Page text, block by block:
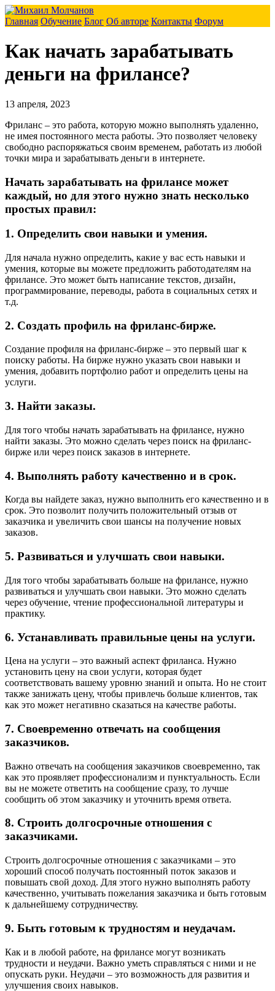
Главная Обучение Блог Об авторе Контакты Форум
Как начать зарабатывать
деньги на фрилансе?
13 апреля, 2023
Фриланс – это работа, которую можно выполнять удаленно,
не имея постоянного места работы. Это позволяет человеку
свободно распоряжаться своим временем, работать из любой
точки мира и зарабатывать деньги в интернете.
Начать зарабатывать на фрилансе может
каждый, но для этого нужно знать несколько
простых правил:
1. Определить свои навыки и умения.
Для начала нужно определить, какие у вас есть навыки и
умения, которые вы можете предложить работодателям на
фрилансе. Это может быть написание текстов, дизайн,
программирование, переводы, работа в социальных сетях и
т.д.
2. Создать профиль на фриланс-бирже.
Создание профиля на фриланс-бирже – это первый шаг к
поиску работы. На бирже нужно указать свои навыки и
умения, добавить портфолио работ и определить цены на
услуги.
3. Найти заказы.
Для того чтобы начать зарабатывать на фрилансе, нужно
найти заказы. Это можно сделать через поиск на фриланс-
бирже или через поиск заказов в интернете.
4. Выполнять работу качественно и в срок.
Когда вы найдете заказ, нужно выполнить его качественно и в
срок. Это позволит получить положительный отзыв от
заказчика и увеличить свои шансы на получение новых
заказов.
5. Развиваться и улучшать свои навыки.
Для того чтобы зарабатывать больше на фрилансе, нужно
развиваться и улучшать свои навыки. Это можно сделать
через обучение, чтение профессиональной литературы и
практику.
6. Устанавливать правильные цены на услуги.
Цена на услуги – это важный аспект фриланса. Нужно
установить цену на свои услуги, которая будет
соответствовать вашему уровню знаний и опыта. Но не стоит
также занижать цену, чтобы привлечь больше клиентов, так
как это может негативно сказаться на качестве работы.
7. Своевременно отвечать на сообщения
заказчиков.
Важно отвечать на сообщения заказчиков своевременно, так
как это проявляет профессионализм и пунктуальность. Если
вы не можете ответить на сообщение сразу, то лучше
сообщить об этом заказчику и уточнить время ответа.
8. Строить долгосрочные отношения с
заказчиками.
Строить долгосрочные отношения с заказчиками – это
хороший способ получать постоянный поток заказов и
повышать свой доход. Для этого нужно выполнять работу
качественно, учитывать пожелания заказчика и быть готовым
к дальнейшему сотрудничеству.
9. Быть готовым к трудностям и неудачам.
Как и в любой работе, на фрилансе могут возникать
трудности и неудачи. Важно уметь справляться с ними и не
опускать руки. Неудачи – это возможность для развития и
улучшения своих навыков.